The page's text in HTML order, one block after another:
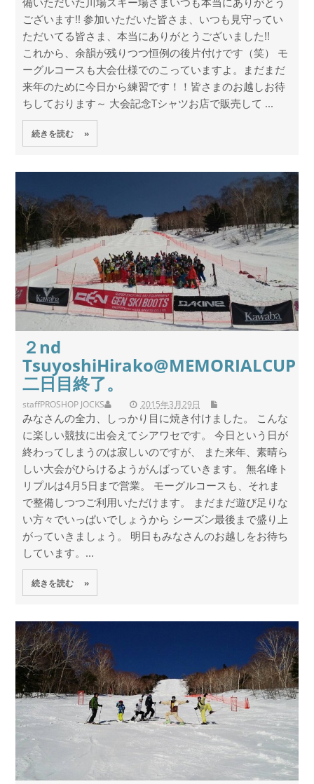
ございます!! 参加いただいた皆さま、いつも見守ってい
ただいてる皆さま、本当にありがとうございました!!
これから、余韻が残りつつ恒例の後片付けです（笑） モ
ーグルコースも大会仕様でのこっていますよ。まだまだ
来年のために今日から練習です！！皆さまのお越しお待
ちしております～ 大会記念Tシャツお店で販売して ...
続きを読む »
２nd
TsuyoshiHirako@MEMORIALCUP
二日目終了。
staff 2015年3月29日
PROSHOP JOCKS
みなさんの全力、しっかり目に焼き付けました。 こんな
に楽しい競技に出会えてシアワセです。 今日という日が
終わってしまうのは寂しいのですが、 また来年、素晴ら
しい大会がひらけるようがんばっていきます。 無名峰ト
リプルは4月5日まで営業。 モーグルコースも、それま
で整備しつつご利用いただけます。 まだまだ遊び足りな
い方々でいっぱいでしょうから シーズン最後まで盛り上
がっていきましょう。 明日もみなさんのお越しをお待ち
しています。...
続きを読む »